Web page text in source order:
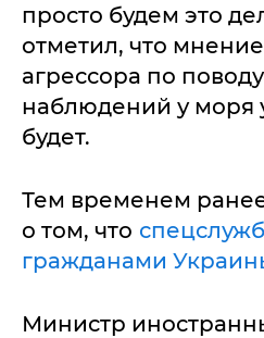
просто будем это
отметил, что
агрессора по
наблюдений у моря
будет.
Тем временем
о том, что
гражданами
Министр